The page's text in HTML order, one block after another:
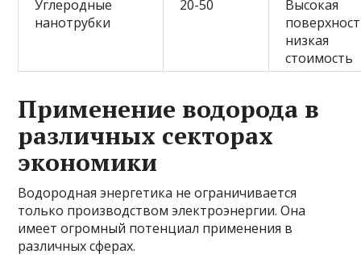
Углеродные
нанотрубки
20-50
Высокая
низкая
стоимость
Применение водорода в
различных секторах
экономики
Водородная энергетика не ограничивается
только производством электроэнергии. Она
имеет огромный потенциал применения в
различных сферах.